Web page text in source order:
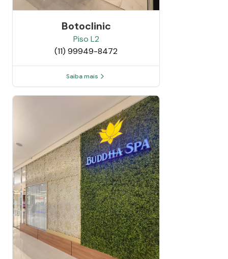
Botoclinic
Piso L2
(11) 99949-8472
Saiba mais